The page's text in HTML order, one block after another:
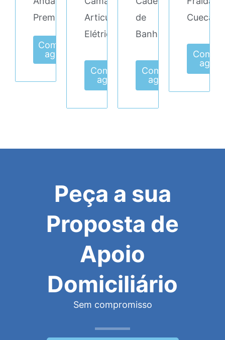
Premium
Comprar
agora
Articulada
Elétrica
Comprar
agora
de
Banho
Comprar
agora
Cueca
agora
Peça a sua
Proposta de
Apoio
Domiciliário
Sem compromisso